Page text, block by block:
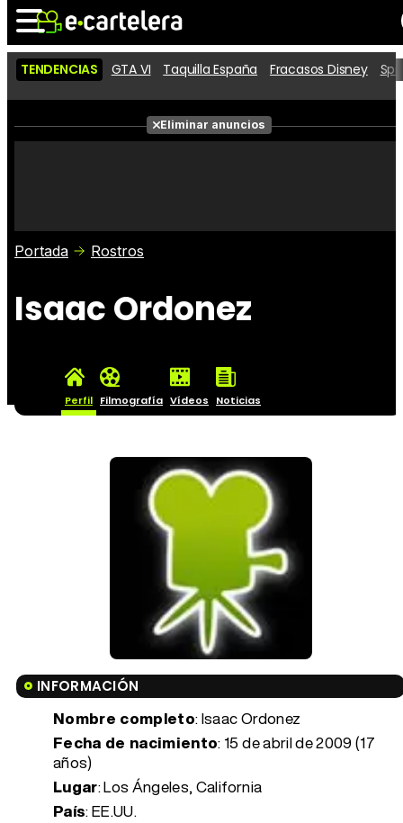
Noticias Cartelera
Películas
Críticas
TENDENCIAS GTA VI Taquilla España Fracasos Disney
Eliminar anuncios
Portada Rostros
Isaac Ordonez
Perfil Filmografía Vídeos Noticias
INFORMACIÓN
Nombre completo: Isaac Ordonez
Fecha de nacimiento: 15 de abril de 2009 (17
años)
Lugar: Los Ángeles, California
País: EE.UU.